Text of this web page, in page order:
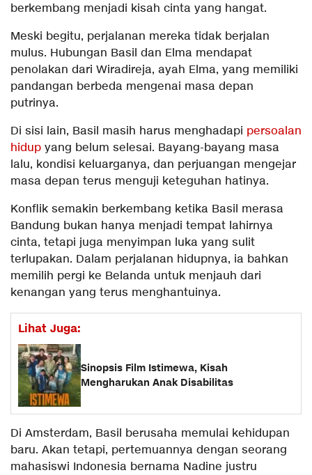
berkembang menjadi kisah cinta yang hangat.
Meski begitu, perjalanan mereka tidak berjalan
mulus. Hubungan Basil dan Elma mendapat
penolakan dari Wiradireja, ayah Elma, yang memiliki
pandangan berbeda mengenai masa depan
putrinya.
Di sisi lain, Basil masih harus menghadapi persoalan
hidup yang belum selesai. Bayang-bayang masa
lalu, kondisi keluarganya, dan perjuangan mengejar
masa depan terus menguji keteguhan hatinya.
Konflik semakin berkembang ketika Basil merasa
Bandung bukan hanya menjadi tempat lahirnya
cinta, tetapi juga menyimpan luka yang sulit
terlupakan. Dalam perjalanan hidupnya, ia bahkan
memilih pergi ke Belanda untuk menjauh dari
kenangan yang terus menghantuinya.
Lihat Juga:
Sinopsis Film Istimewa, Kisah
Mengharukan Anak Disabilitas
Di Amsterdam, Basil berusaha memulai kehidupan
baru. Akan tetapi, pertemuannya dengan seorang
mahasiswi Indonesia bernama Nadine justru